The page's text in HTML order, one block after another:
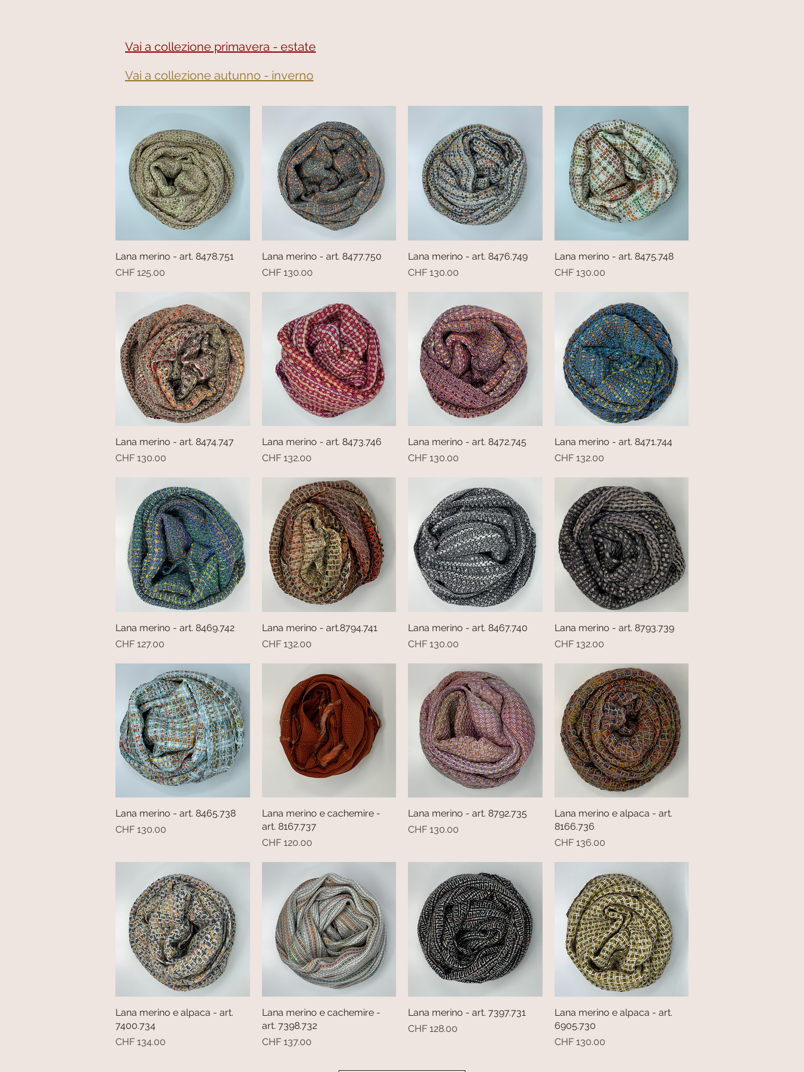
Vai a collezione primavera - estate
Vai a collezione autunno - inverno
Vista rapida
Lana merino - art. 8478.751
Prezzo
CHF 125.00
Vista rapida
Lana merino - art. 8477.750
Prezzo
CHF 130.00
Vista rapida
Lana merino - art. 8476.749
Prezzo
CHF 130.00
Vista rapida
Lana merino - art. 8475.748
Prezzo
CHF 130.00
Vista rapida
Lana merino - art. 8474.747
Prezzo
CHF 130.00
Vista rapida
Lana merino - art. 8473.746
Prezzo
CHF 132.00
Vista rapida
Lana merino - art. 8472.745
Prezzo
CHF 130.00
Vista rapida
Lana merino - art. 8471.744
Prezzo
CHF 132.00
Vista rapida
Lana merino - art. 8469.742
Prezzo
CHF 127.00
Vista rapida
Lana merino - art.8794.741
Prezzo
CHF 132.00
Vista rapida
Lana merino - art. 8467.740
Prezzo
CHF 130.00
Vista rapida
Lana merino - art. 8793.739
Prezzo
CHF 132.00
Vista rapida
Lana merino - art. 8465.738
Prezzo
CHF 130.00
Vista rapida
Lana merino e cachemire -
art. 8167.737
Prezzo
CHF 120.00
Vista rapida
Lana merino - art. 8792.735
Prezzo
CHF 130.00
Vista rapida
Lana merino e alpaca - art.
8166.736
Prezzo
CHF 136.00
Vista rapida
Lana merino e alpaca - art.
7400.734
Prezzo
CHF 134.00
Vista rapida
Lana merino e cachemire -
art. 7398.732
Prezzo
CHF 137.00
Vista rapida
Lana merino - art. 7397.731
Prezzo
CHF 128.00
Vista rapida
Lana merino e alpaca - art.
6905.730
Prezzo
CHF 130.00